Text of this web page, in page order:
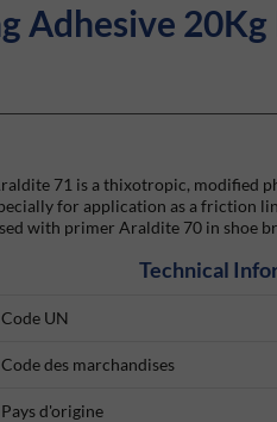
Adhesive 20Kg
71 is a thixotropic, modified
for application as a friction
with primer Araldite 70 in shoe
Technical
Code UN
Code des marchandises
Pays d'origine